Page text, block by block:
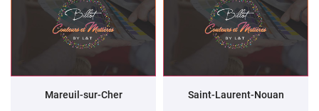
Mareuil-sur-Cher Saint-Laurent-Nouan